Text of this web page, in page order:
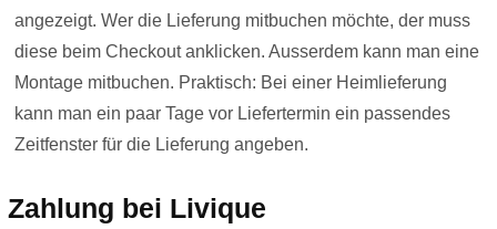
angezeigt. Wer die Lieferung mitbuchen möchte, der muss
diese beim Checkout anklicken. Ausserdem kann man eine
Montage mitbuchen. Praktisch: Bei einer Heimlieferung
kann man ein paar Tage vor Liefertermin ein passendes
Zeitfenster für die Lieferung angeben.
Zahlung bei Livique